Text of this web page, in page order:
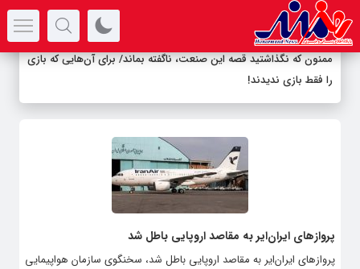
ممنون که نگذاشتید قصه این صنعت، ناگفته بماند/ برای آن‌هایی که بازی
را فقط بازی ندیدند!
پروازهای ایران‌ایر به مقاصد اروپایی باطل شد
پروازهای ایران‌ایر به مقاصد اروپایی باطل شد، سخنگوی سازمان هواپیمایی